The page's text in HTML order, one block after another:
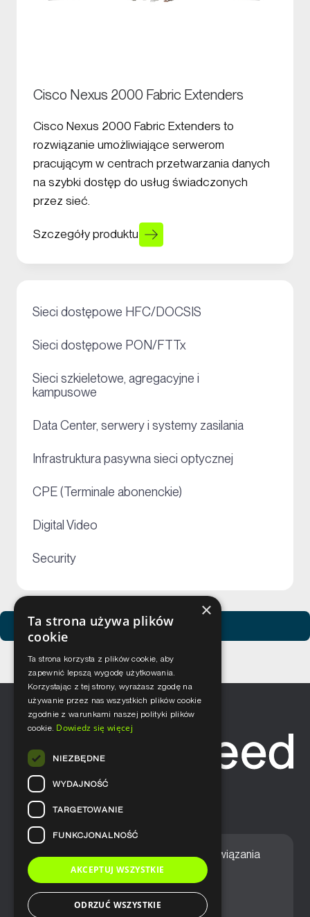
Cisco Nexus 2000 Fabric Extenders
Cisco Nexus 2000 Fabric Extenders to
rozwiązanie umożliwiające serwerom
pracującym w centrach przetwarzania danych
na szybki dostęp do usług świadczonych
przez sieć.
Szczegóły produktu
Sieci dostępowe HFC/DOCSIS
Sieci dostępowe PON/FTTx
Sieci szkieletowe, agregacyjne i
kampusowe
Data Center, serwery i systemy zasilania
Infrastruktura pasywna sieci optycznej
CPE (Terminale abonenckie)
Digital Video
Security
Zobacz usługi Netceed
Home Nasze podejście Rozwiązania
Usługi Aktualności
×
Ta strona używa plików
cookie
Ta strona korzysta z plików cookie, aby
zapewnić lepszą wygodę użytkowania.
Korzystając z tej strony, wyrażasz zgodę na
używanie przez nas wszystkich plików cookie
zgodnie z warunkami naszej polityki plików
cookie. Dowiedz się więcej
NIEZBĘDNE
WYDAJNOŚĆ
TARGETOWANIE
FUNKCJONALNOŚĆ
AKCEPTUJ WSZYSTKIE
ODRZUĆ WSZYSTKIE